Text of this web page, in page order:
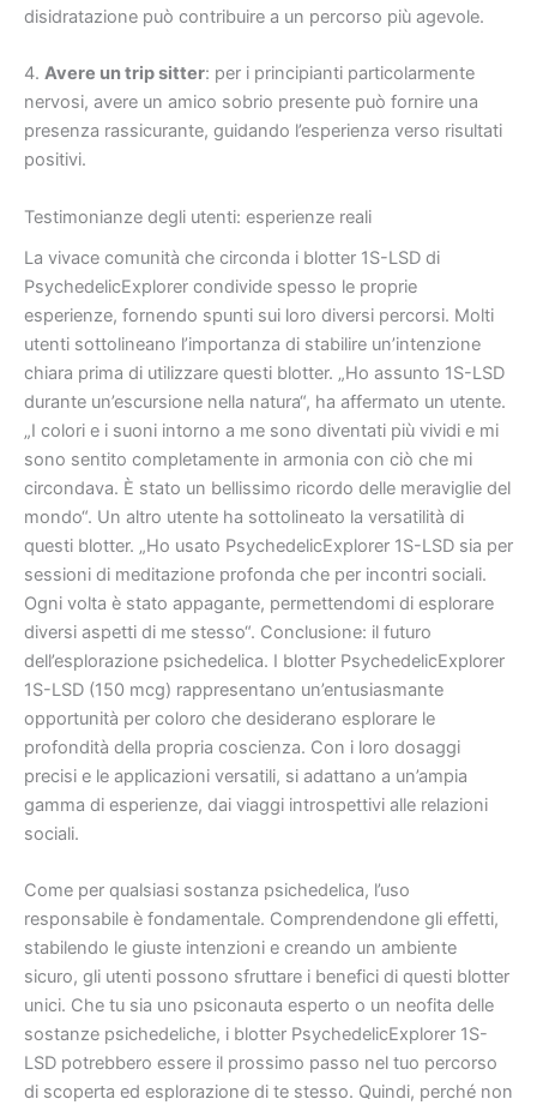
disidratazione può contribuire a un percorso più agevole.
4. Avere un trip sitter: per i principianti particolarmente
nervosi, avere un amico sobrio presente può fornire una
presenza rassicurante, guidando l’esperienza verso risultati
positivi.
Testimonianze degli utenti: esperienze reali
La vivace comunità che circonda i blotter 1S-LSD di
PsychedelicExplorer condivide spesso le proprie
esperienze, fornendo spunti sui loro diversi percorsi. Molti
utenti sottolineano l’importanza di stabilire un’intenzione
chiara prima di utilizzare questi blotter. „Ho assunto 1S-LSD
durante un’escursione nella natura“, ha affermato un utente.
„I colori e i suoni intorno a me sono diventati più vividi e mi
sono sentito completamente in armonia con ciò che mi
circondava. È stato un bellissimo ricordo delle meraviglie del
mondo“. Un altro utente ha sottolineato la versatilità di
questi blotter. „Ho usato PsychedelicExplorer 1S-LSD sia per
sessioni di meditazione profonda che per incontri sociali.
Ogni volta è stato appagante, permettendomi di esplorare
diversi aspetti di me stesso“. Conclusione: il futuro
dell’esplorazione psichedelica. I blotter PsychedelicExplorer
1S-LSD (150 mcg) rappresentano un’entusiasmante
opportunità per coloro che desiderano esplorare le
profondità della propria coscienza. Con i loro dosaggi
precisi e le applicazioni versatili, si adattano a un’ampia
gamma di esperienze, dai viaggi introspettivi alle relazioni
sociali.
Come per qualsiasi sostanza psichedelica, l’uso
responsabile è fondamentale. Comprendendone gli effetti,
stabilendo le giuste intenzioni e creando un ambiente
sicuro, gli utenti possono sfruttare i benefici di questi blotter
unici. Che tu sia uno psiconauta esperto o un neofita delle
sostanze psichedeliche, i blotter PsychedelicExplorer 1S-
LSD potrebbero essere il prossimo passo nel tuo percorso
di scoperta ed esplorazione di te stesso. Quindi, perché non